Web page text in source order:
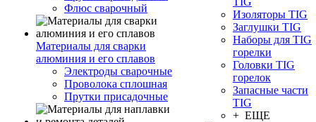
Флюс сварочный
Материалы для сварки
алюминия и его сплавов
Электроды сварочные
Проволока сплошная
Прутки присадочные
Изоляторы TIG
Заглушки TIG
Наборы для TIG
горелки
Головки TIG
горелок
Запасные части
TIG
+ ЕЩЕ